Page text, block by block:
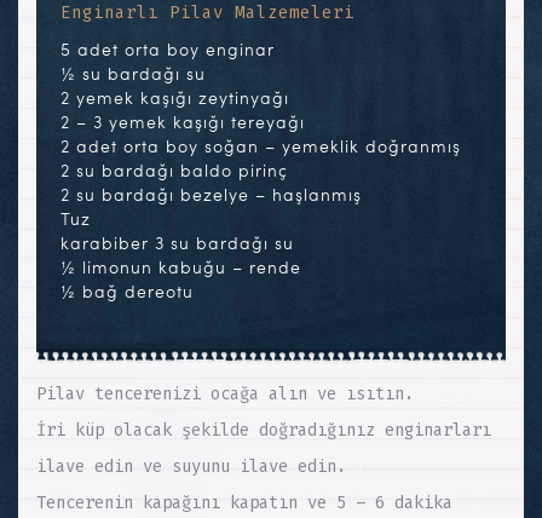
Enginarlı Pilav Malzemeleri
5 adet orta boy enginar
½ su bardağı su
2 yemek kaşığı zeytinyağı
2 – 3 yemek kaşığı tereyağı
2 adet orta boy soğan – yemeklik doğranmış
2 su bardağı baldo pirinç
2 su bardağı bezelye – haşlanmış
Tuz
karabiber 3 su bardağı su
½ limonun kabuğu – rende
½ bağ dereotu
Pilav tencerenizi ocağa alın ve ısıtın.
İri küp olacak şekilde doğradığınız enginarları
ilave edin ve suyunu ilave edin.
Tencerenin kapağını kapatın ve 5 – 6 dakika